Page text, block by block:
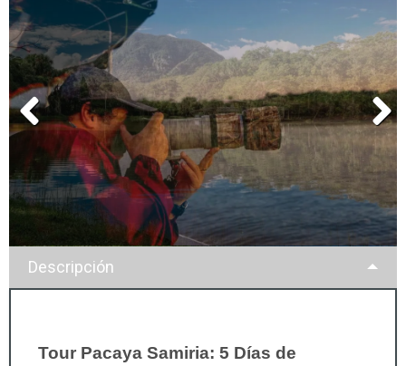
Descripción
Tour Pacaya Samiria: 5 Días de